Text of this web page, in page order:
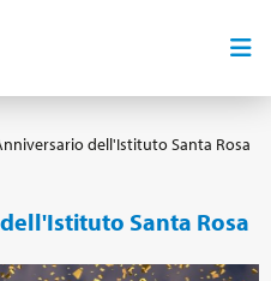
dell'Istituto Santa Rosa
Santa Rosa